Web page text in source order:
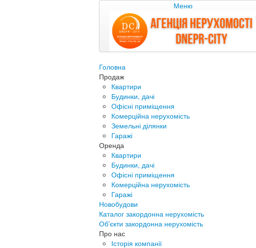
Меню
Головна
Продаж
Квартири
Будинки, дачі
Офісні приміщення
Комерційна нерухомість
Земельні ділянки
Гаражі
Оренда
Квартири
Будинки, дачі
Офісні приміщення
Комерційна нерухомість
Гаражі
Новобудови
Каталог закордонна нерухомість
Об'єкти закордонна нерухомість
Про нас
Історія компанії